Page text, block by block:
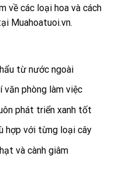
về các loại hoa và cách
Muahoatuoi.vn.
từ nước ngoài
phòng làm việc
phát triển xanh tốt
hợp với từng loại cây
và cành giâm